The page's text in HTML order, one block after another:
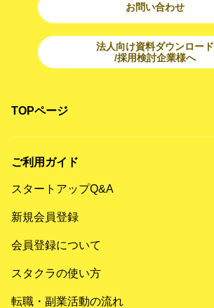
お問い合わせ
法人向け資料ダウンロード
/採用検討企業様へ
TOPページ
ご利用ガイド
スタートアップQ&A
新規会員登録
会員登録について
スタクラの使い方
転職・副業活動の流れ